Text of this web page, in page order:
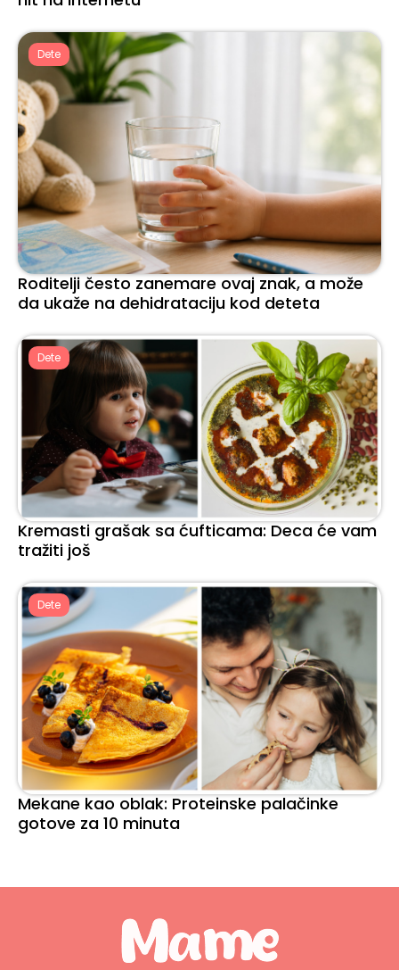
Dete
Roditelji često zanemare ovaj znak, a može
da ukaže na dehidrataciju kod deteta
Dete
Kremasti grašak sa ćufticama: Deca će vam
tražiti još
Dete
Mekane kao oblak: Proteinske palačinke
gotove za 10 minuta